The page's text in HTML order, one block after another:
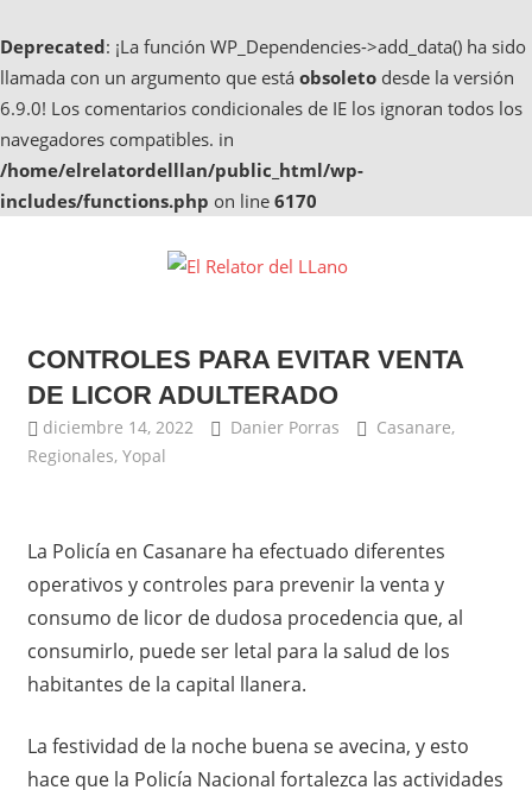
Deprecated: ¡La función WP_Dependencies->add_data() ha sido
llamada con un argumento que está obsoleto desde la versión
6.9.0! Los comentarios condicionales de IE los ignoran todos los
navegadores compatibles. in
/home/elrelatordelllan/public_html/wp-
includes/functions.php on line 6170
del
LLano
Casanare,
Noticias
de
Yopal
CONTROLES PARA EVITAR VENTA
DE LICOR ADULTERADO
diciembre 14, 2022 Danier Porras Casanare,
Regionales, Yopal
La Policía en Casanare ha efectuado diferentes
operativos y controles para prevenir la venta y
consumo de licor de dudosa procedencia que, al
consumirlo, puede ser letal para la salud de los
habitantes de la capital llanera.
La festividad de la noche buena se avecina, y esto
hace que la Policía Nacional fortalezca las actividades